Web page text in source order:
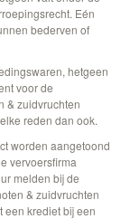
Eén
bederven of
hetgeen
voor de
& zuidvruchten
reden dan ook.
worden aangetoond
vervoersfirma
melden bij de
& zuidvruchten
een krediet bij een